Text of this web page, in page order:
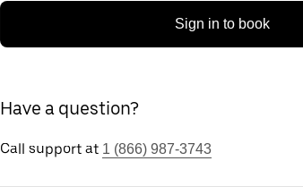
Sign in to book
Have a question?
Call support at 1 (866) 987-3743